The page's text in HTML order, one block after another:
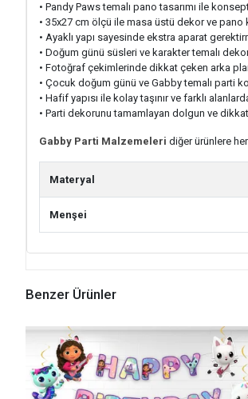
• Pandy Paws temalı pano tasarımı ile
• 35x27 cm ölçü ile masa üstü dekor ve pano
• Ayaklı yapı sayesinde ekstra aparat
• Doğum günü süsleri ve karakter temalı
• Fotoğraf çekimlerinde dikkat çeken arka
• Çocuk doğum günü ve Gabby temalı parti
• Hafif yapısı ile kolay taşınır ve farklı
• Parti dekorunu tamamlayan dolgun ve
Gabby Parti Malzemeleri diğer ürünlere
Materyal
Menşei
Benzer Ürünler